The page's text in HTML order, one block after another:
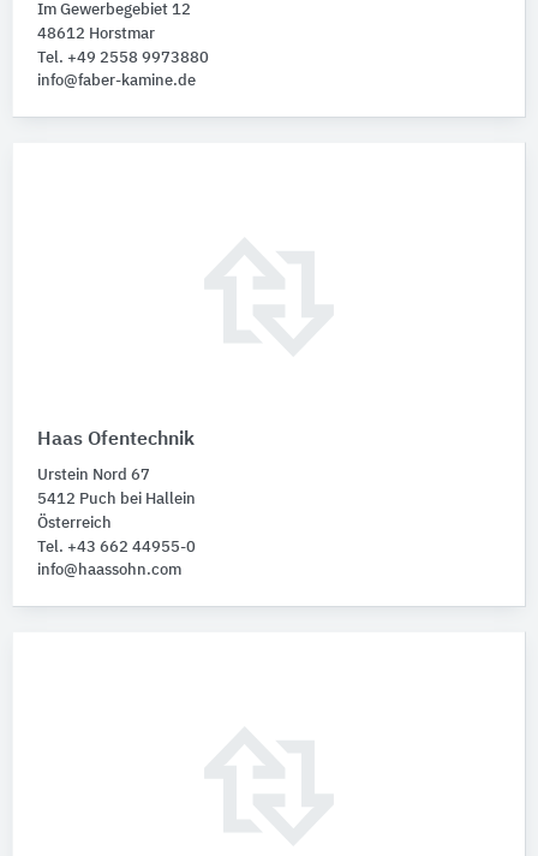
Im Gewerbegebiet 12
48612 Horstmar
Tel. +49 2558 9973880
info@faber-kamine.de
Haas Ofentechnik
Urstein Nord 67
5412 Puch bei Hallein
Österreich
Tel. +43 662 44955-0
info@haassohn.com